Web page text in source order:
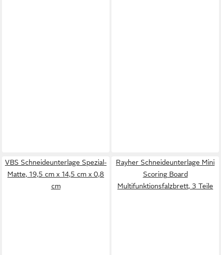
VBS Schneideunterlage Spezial-
Matte, 19,5 cm x 14,5 cm x 0,8
cm
Rayher Schneideunterlage Mini
Scoring Board
Multifunktionsfalzbrett, 3 Teile